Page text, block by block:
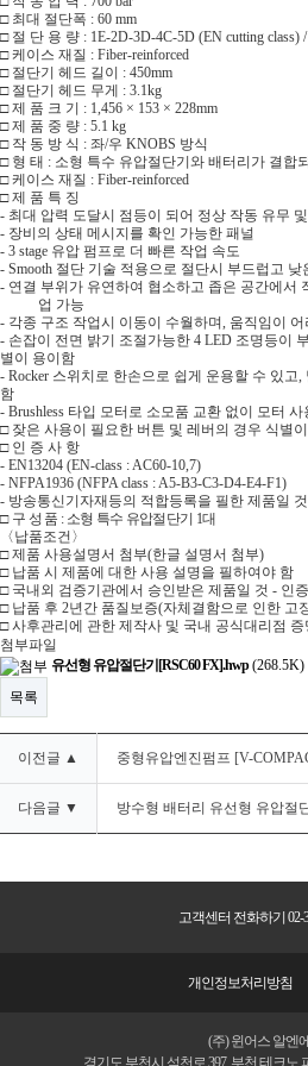
□ 최대 절단폭 : 60 mm
□ 절 단 용 량 : 1E-2D-3D-4C-5D (EN cutting class)
□케이스 재질 : Fiber-reinforced
□ 절단기 헤드 길이 : 450mm
□ 절단기 헤드 무게 : 3.1kg
□제 품 크 기 : 1,456 × 153 × 228mm
□제 품 중 량 : 5.1 kg
□ 작 동 방 식 : 좌/우 KNOBS 방식
□ 형 태 : 소형 특수 유압절단기와 배터리가 결합
□케이스 재질 : Fiber-reinforced
□제 품 특 징
- 최대 압력 도달시 점등이 되어 정상 작동 유무 및
- 장비의 상태 메시지를 확인 가능한 패널
- 3 stage 유압 펌프로 더 빠른 작업 속도
- Smooth 절단 기술 적용으로 절단시 부드럽고
- 연결 부위가 유연하여 협소하고 좁은 공간에서
업 가능
- 각종 구조 작업시 이동이 수월하며, 움직임이 어
- 손잡이 전면 밝기 조절가능한 4 LED 조명등이
별이 용이함
- Rocker 스위치로 한손으로 쉽게 운용할 수 있고,
함
- Brushless 타입 모터로 소모품 교환 없이 모터 사
□ 잦은 사용이 필요한 버튼 및 레버의 경우 식별
□ 인 증 사 항
- EN13204 (EN-class : AC60-10,7)
- NFPA1936 (NFPA class : A5-B3-C3-D4-E4-F1)
- 방송통신기자재등의 적합등록을 필한 제품일 것
□ 구 성 품 : 소형 특수 유압절단기 1대
〈 납품조건 〉
□제품 사용설명서 첨부(한글 설명서 첨부)
□ 납품 시 제품에 대한 사용 설명을 필하여야 함
□ 국내외 검증기관에서 승인받은 제품일 것 - 인
□ 납품 후 2년간 품질보증(자체결함으로 인한 고
□사후관리에 관한 제작사 및 국내 공식대리점 증
첨부파일
유선형 유압절단기[RSC60 FX].hwp(268.5K)
목록
이전글 ▲ 중형유압엔진펌프 [V-
다음글 ▼ 방수형 배터리 유선형 유압절
고객센터 전화하기 02-
개인정보처리방침
(주) 윈어스 알엔
경기도 부천시 석천로 397, 부천 테크노